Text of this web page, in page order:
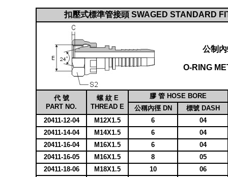
扣壓式標準管接頭 SWAGED STANDARD
公制
O-RING
代 號
PART NO.
螺 紋 E
THREAD E
膠 管 HOSE BORE
公稱內徑 DN
標號 DASH
20411-12-04
M12X1.5 6
04
20411-14-04
M14X1.5 6
04
20411-16-04
M16X1.5 6
04
20411-16-05
M16X1.5 8
05
20411-18-06
M18X1.5 10
06